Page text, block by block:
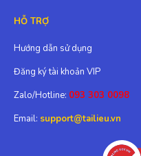
HỖ TRỢ
Hướng dẫn sử dụng
Đăng ký tài khoản VIP
Zalo/Hotline: 093 303 0098
Email: support@tailieu.vn